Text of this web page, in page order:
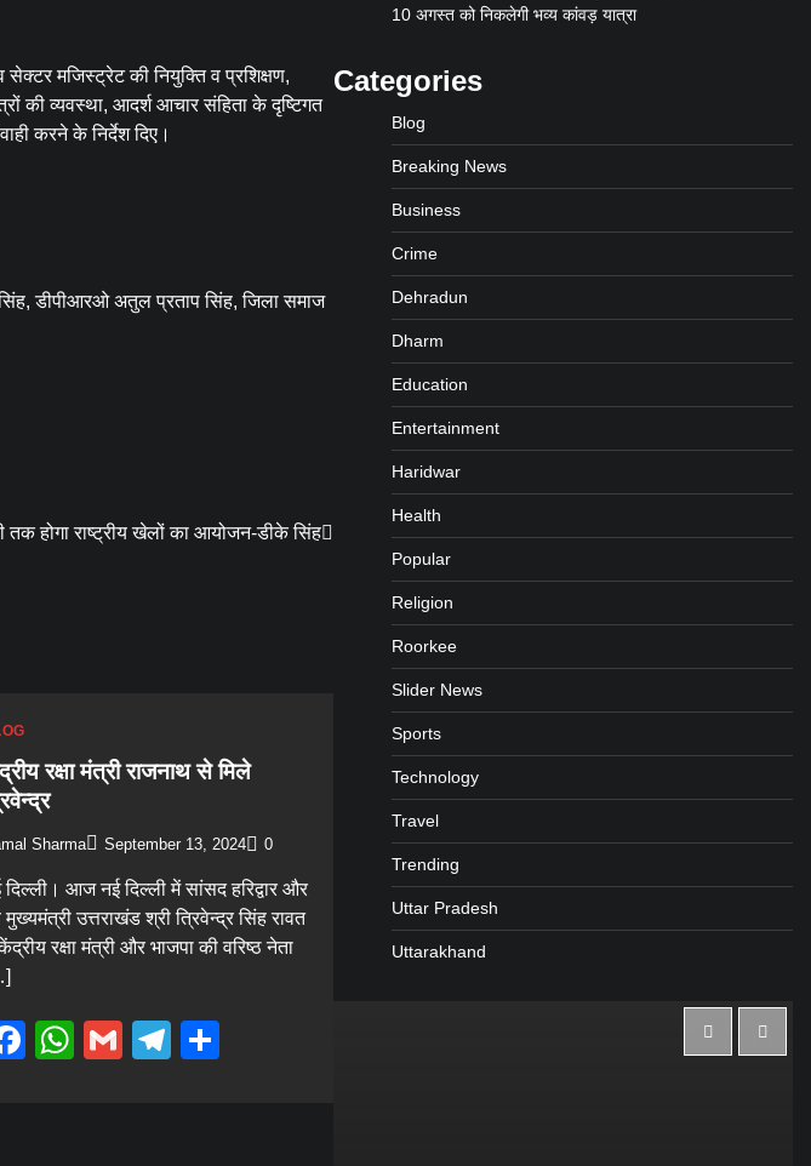
सेक्टर मजिस्ट्रेट की नियुक्ति व प्रशिक्षण,
की व्यवस्था, आदर्श आचार संहिता के दृष्टिगत
करने के निर्देश दिए।
सिंह, डीपीआरओ अतुल प्रताप सिंह, जिला समाज
होगा राष्ट्रीय खेलों का आयोजन-डीके सिंह
रक्षा मंत्री राजनाथ से मिले
Sharma September 13, 2024 0
दिल्ली। आज नई दिल्ली में सांसद हरिद्वार और
मुख्यमंत्री उत्तराखंड श्री त्रिवेन्द्र सिंह रावत
रक्षा मंत्री और भाजपा की वरिष्ठ नेता
Facebook
WhatsApp
GmailTelegram
10 अगस्त को निकलेगी भव्य कांवड़ यात्रा
Categories
Blog
Breaking News
Business
Crime
Dehradun
Dharm
Education
Entertainment
Haridwar
Health
Popular
Religion
Roorkee
Slider News
Sports
Technology
Travel
Trending
Uttar Pradesh
Uttarakhand